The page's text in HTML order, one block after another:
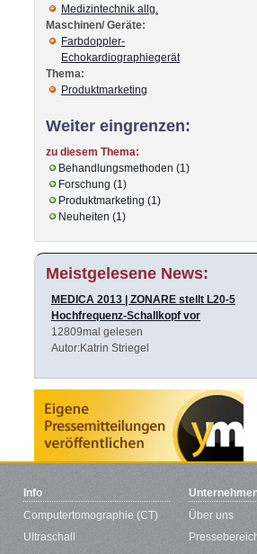
Medizintechnik allg.
Maschinen/ Geräte:
Farbdoppler-
Echokardiographiegerät
Thema:
Produktmarketing
Weiter eingrenzen:
zu diesem Thema:
Behandlungsmethoden (1)
Forschung (1)
Produktmarketing (1)
Neuheiten (1)
Meistgelesene News:
MEDICA 2013 | ZONARE stellt L20-5
Hochfrequenz-Schallkopf vor
12809mal gelesen
Autor:Katrin Striegel
Info
Computertomographie (CT)
Ultraschall
Über uns